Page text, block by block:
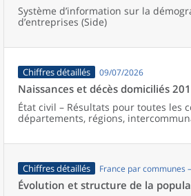
Système d’information sur la
d’entreprises (Side)
Chiffres détaillés 09/07/2026
Naissances et décès domiciliés
État civil – Résultats pour toutes les
départements, régions,
Chiffres détaillés France par communes
Évolution et structure de la